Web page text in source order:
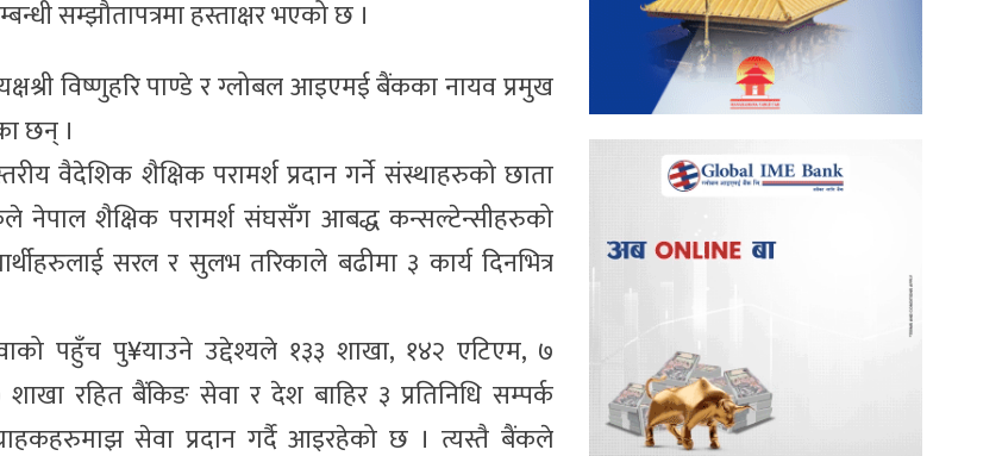
सम्झौतापत्रमा हस्ताक्षर भएको छ ।
विष्णुहरि पाण्डे र ग्लोबल आइएमई बैंकका नायव प्रमुख
छन् ।
वैदेशिक शैक्षिक परामर्श प्रदान गर्ने संस्थाहरुको छाता
शैक्षिक परामर्श संघसँग आबद्ध कन्सल्टेन्सीहरुको
सरल र सुलभ तरिकाले बढीमा ३ कार्य दिनभित्र
पहुँच पु¥याउने उद्देश्यले १३३ शाखा, १४२ एटिएम, ७
रहित बैंकिङ सेवा र देश बाहिर ३ प्रतिनिधि सम्पर्क
सेवा प्रदान गर्दै आइरहेको छ । त्यस्तै बैंकले